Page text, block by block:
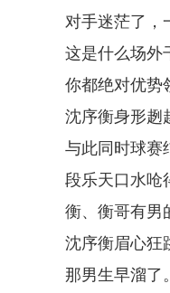
对手迷茫了，
这是什么场外
你都绝对优势
沈序衡身形趔
与此同时球赛
段乐天口水呛
衡、衡哥有男
沈序衡眉心狂
那男生早溜了。